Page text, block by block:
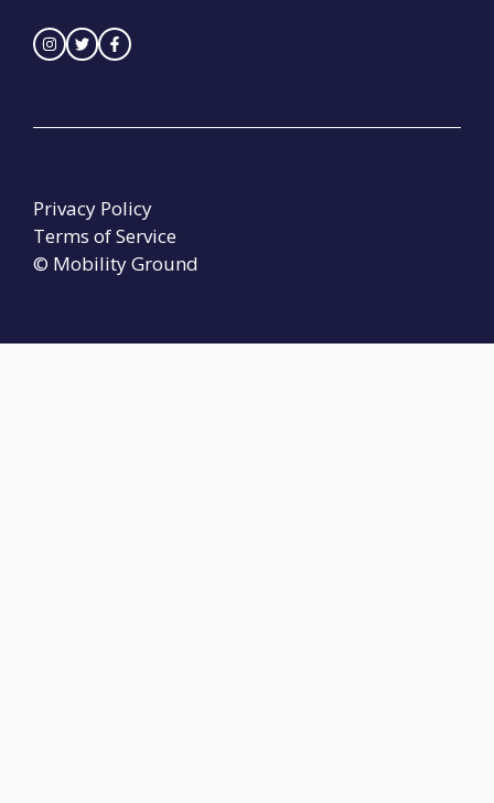
© Mobility Ground
Privacy Policy
Terms of Service